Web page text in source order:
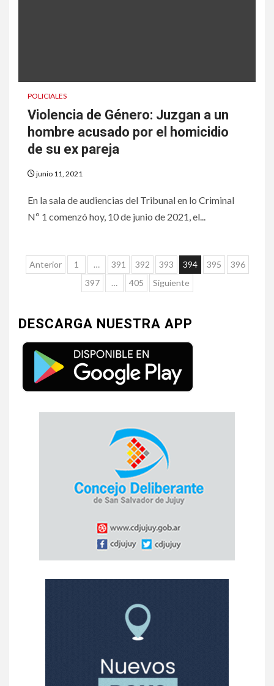
POLICIALES
Violencia de Género: Juzgan a un
hombre acusado por el homicidio
de su ex pareja
junio 11, 2021
En la sala de audiencias del Tribunal en lo Criminal
Nº 1 comenzó hoy, 10 de junio de 2021, el...
Anterior 1 … 391 392 393 394 395
396
397
… 405 Siguiente
DESCARGA NUESTRA APP